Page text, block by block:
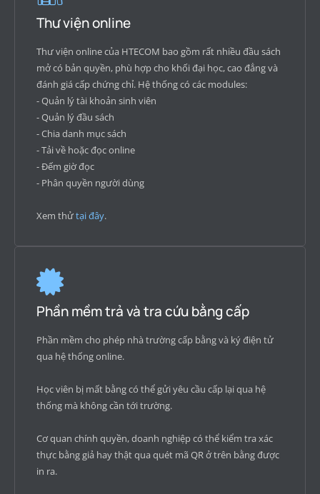
Thư viện online
Thư viện online của HTECOM bao gồm rất nhiều đầu sách
mở có bản quyền, phù hợp cho khối đại học, cao đẳng và
đánh giá cấp chứng chỉ. Hệ thống có các modules:
- Quản lý tài khoản sinh viên
- Quản lý đầu sách
- Chia danh mục sách
- Tải về hoặc đọc online
- Đếm giờ đọc
- Phân quyền người dùng
Xem thửtại đây.
Phần mềm trả và tra cứu bằng cấp
Phần mềm cho phép nhà trường cấp bằng và ký điện tử
qua hệ thống online.
Học viên bị mất bằng có thể gửi yêu cầu cấp lại qua hệ
thống mà không cần tới trường.
Cơ quan chính quyền, doanh nghiệp có thể kiểm tra xác
thực bằng giả hay thật qua quét mã QR ở trên bằng được
in ra.